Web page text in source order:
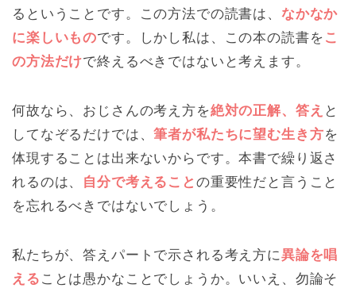
るということです。この方法での読書は、 なかなか
に楽しいものです。しかし私は、この本の読書を こ
の方法だけで終えるべきではないと考えます。
何故なら、おじさんの考え方を絶対の正解、答え と
してなぞるだけでは、筆者が私たちに望む生き方を
体現することは出来ないからです。本書で繰り返さ
れるのは、 自分で考えること の重要性だと言うこと
を忘れるべきではないでしょう。
私たちが、答えパートで示される考え方に異論を唱
える ことは愚かなことでしょうか。いいえ、勿論そ